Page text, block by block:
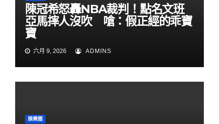
陳冠希怒轟NBA裁判！點名文班
亞馬摔人沒吹 嗆：假正經的乖寶
寶
六月 9, 2026 ADMINS
娛樂圈